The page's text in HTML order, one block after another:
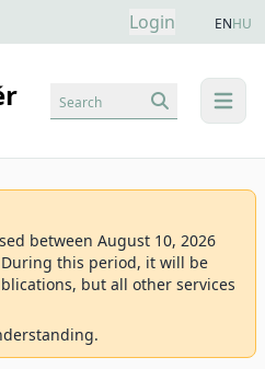
Login ENHU
menu
Search
between August 10, 2026
this period, it will be
but all other services